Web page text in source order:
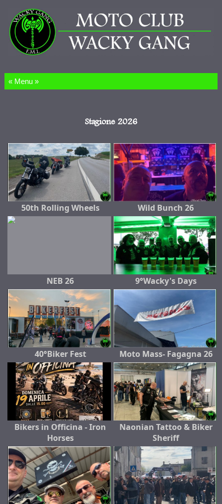
Salta al contenuto
Stagione 2026
50th Rolling Wheels Wild Bunch 26
NEB 26 9°Wacky's Days
40°Biker Fest Moto Mass- Fagagna 26
Bikers in Officina - Iron
Horses
Naonian Tattoo & Biker
Sheriff